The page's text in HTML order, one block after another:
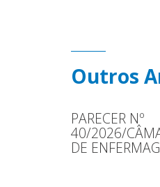
Outros
PARECER Nº
40/2026/
DE